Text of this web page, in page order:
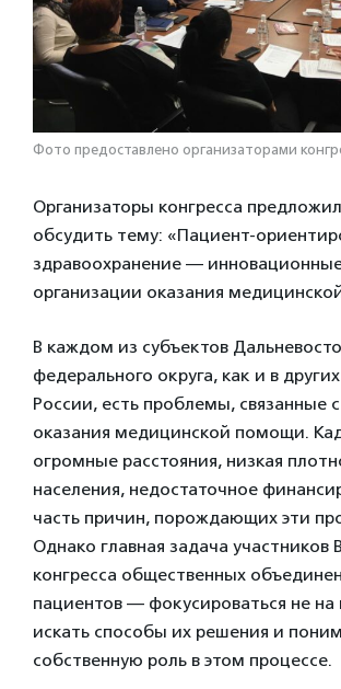
Фото предоставлено организаторами
Организаторы конгресса
обсудить тему: «Пациент-
здравоохранение —
организации оказания
В каждом из субъектов
федерального округа, как и в
России, есть проблемы, связанные
оказания медицинской помощи.
огромные расстояния, низкая
населения, недостаточное
часть причин, порождающих эти
Однако главная задача участников
конгресса общественных
пациентов — фокусироваться не на
искать способы их решения и
собственную роль в этом процессе.